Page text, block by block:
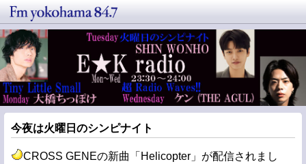
今夜は火曜日のシンピナイト
CROSS GENEの新曲「Helicopter」が配信されまし